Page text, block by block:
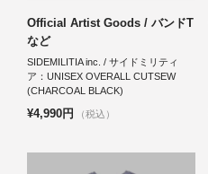
Official Artist Goods / バンドT
など
SIDEMILITIA inc. / サイドミリティ
ア：UNISEX OVERALL CUTSEW
(CHARCOAL BLACK)
¥4,990円 （税込）